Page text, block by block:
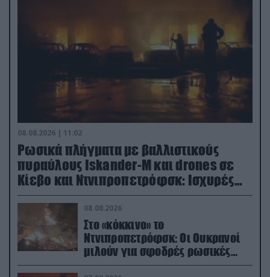
08.08.2026 | 11:02
Ρωσικά πλήγματα με βαλλιστικούς
πυραύλους Iskander-M και drones σε
Κίεβο και Ντνιπροπετρόφσκ: Ισχυρές
εκρήξεις
08.08.2026
Στο «κόκκινο» το
Ντνιπροπετρόφσκ: Οι Ουκρανοί
μιλούν για σφοδρές ρωσικές
επιθέσεις σε όλη την επικράτεια